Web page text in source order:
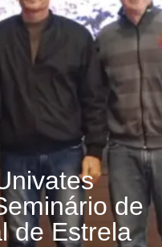
de
de Estrela